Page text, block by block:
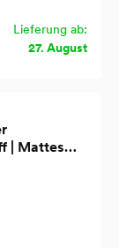
Lieferung ab:
27. August
| Mattes